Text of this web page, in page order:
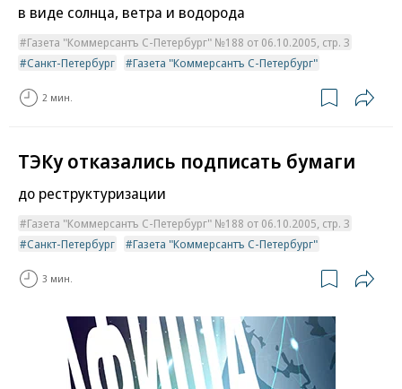
в виде солнца, ветра и водорода
Газета "Коммерсантъ С-Петербург" №188 от 06.10.2005, стр. 3
Санкт-Петербург
Газета "Коммерсантъ С-Петербург"
2 мин.
ТЭКу отказались подписать бумаги
до реструктуризации
Газета "Коммерсантъ С-Петербург" №188 от 06.10.2005, стр. 3
Санкт-Петербург
Газета "Коммерсантъ С-Петербург"
3 мин.